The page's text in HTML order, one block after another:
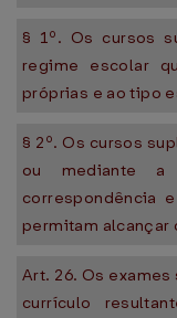
§ 1º. Os cursos
regime escolar
próprias e ao tipo
§ 2º. Os cursos
ou mediante a
correspondência
permitam alcançar
Art. 26. Os
currículo